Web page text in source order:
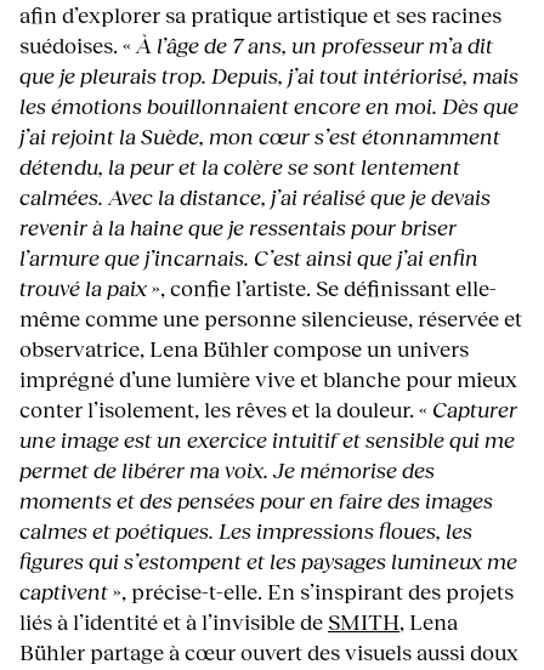
afin d’explorer sa pratique artistique et ses racines
suédoises. « À l’âge de 7 ans, un professeur m’a dit
que je pleurais trop. Depuis, j’ai tout intériorisé, mais
les émotions bouillonnaient encore en moi. Dès que
j’ai rejoint la Suède, mon cœur s’est étonnamment
détendu, la peur et la colère se sont lentement
calmées. Avec la distance, j’ai réalisé que je devais
revenir à la haine que je ressentais pour briser
l’armure que j’incarnais. C’est ainsi que j’ai enfin
trouvé la paix», confie l’artiste. Se définissant elle-
même comme une personne silencieuse, réservée et
observatrice, Lena Bühler compose un univers
imprégné d’une lumière vive et blanche pour mieux
conter l’isolement, les rêves et la douleur. « Capturer
une image est un exercice intuitif et sensible qui me
permet de libérer ma voix. Je mémorise des
moments et des pensées pour en faire des images
calmes et poétiques. Les impressions floues, les
figures qui s’estompent et les paysages lumineux me
captivent», précise-t-elle. En s’inspirant des projets
liés à l’identité et à l’invisible de SMITH, Lena
Bühler partage à cœur ouvert des visuels aussi doux